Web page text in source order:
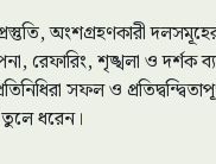
অংশগ্রহণকারী
রেফারিং, শৃঙ্খলা ও দর্শক
সফল ও
তুলে ধরেন।